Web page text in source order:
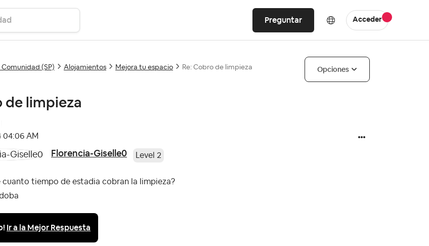
Preguntar Acceder
(SP) Alojamientos Mejora tu espacio Re: Cobro de limpieza Opciones
de limpieza
04:06 AM
Florencia-Giselle0 Level 2
cuanto tiempo de estadia cobran la limpieza?
Ir a la Mejor Respuesta